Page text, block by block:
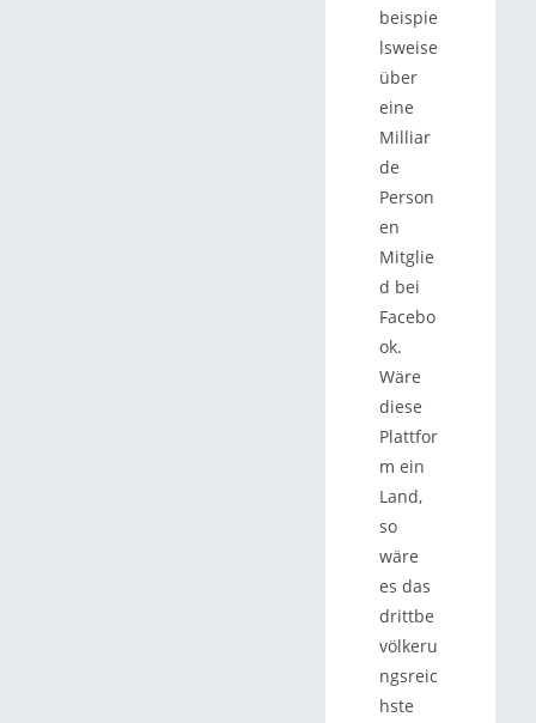
beispie
lsweise
über
eine
Milliar
de
Person
en
Mitglie
d bei
Facebo
ok.
Wäre
diese
Plattfor
m ein
Land,
so
wäre
es das
drittbe
völkeru
ngsreic
hste